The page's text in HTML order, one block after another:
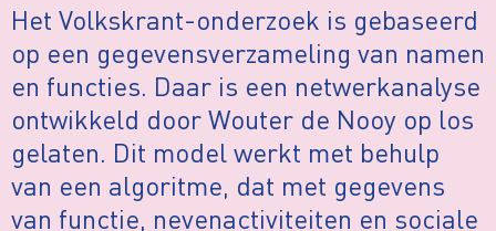
Het Volkskrant-onderzoek is gebaseerd
op een gegevensverzameling van namen
en functies. Daar is een netwerkanalyse
ontwikkeld door Wouter de Nooy op los
gelaten. Dit model werkt met behulp
van een algoritme, dat met gegevens
van functie, nevenactiviteiten en sociale